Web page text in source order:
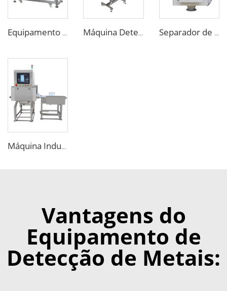
Equipamento de Detecção de Metais para a Indústria de Processamento de Alimentos Máquina Detectora de Metal para Comprimidos e Pílulas Farmacêuticas Separador de Metais Sensível para Queda Livre de Alimentos para Grânulos e Flakes Plásticos
Máquina Industrial de Raios-X para Detecção de Objetos Estranhos em Alimentos
Vantagens do
Equipamento de
Detecção de Metais: